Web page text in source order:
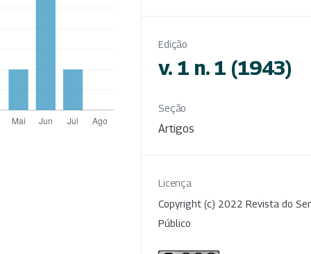
Edição
v. 1 n. 1 (1943)
Seção
Artigos
Licença
Copyright (c) 2022 Revista do
Público